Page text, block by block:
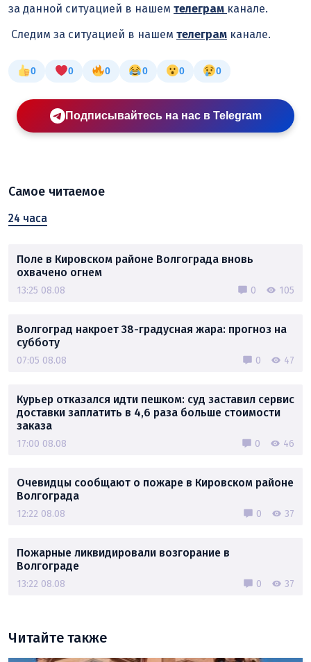
за данной ситуацией в нашем телеграм канале.
Следим за ситуацией в нашем телеграм канале.
0 0 0 0 0 0
Подписывайтесь на нас в Telegram
Самое читаемое
24 часа
Поле в Кировском районе Волгограда вновь
охвачено огнем
13:25 08.08 0 105
Волгоград накроет 38-градусная жара: прогноз на
субботу
07:05 08.08 0 47
Курьер отказался идти пешком: суд заставил сервис
доставки заплатить в 4,6 раза больше стоимости
заказа
17:00 08.08 0 46
Очевидцы сообщают о пожаре в Кировском районе
Волгограда
12:22 08.08 0 37
Пожарные ликвидировали возгорание в
Волгограде
13:22 08.08 0 37
Читайте также